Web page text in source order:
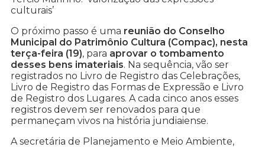
culturais’
O próximo passo é uma reunião do Conselho
Municipal do Patrimônio Cultura (Compac), nesta
terça-feira (19), para aprovar o tombamento
desses bens imateriais. Na sequência, vão ser
registrados no Livro de Registro das Celebrações,
Livro de Registro das Formas de Expressão e Livro
de Registro dos Lugares. A cada cinco anos esses
registros devem ser renovados para que
permaneçam vivos na história jundiaiense.
A secretária de Planejamento e Meio Ambiente,